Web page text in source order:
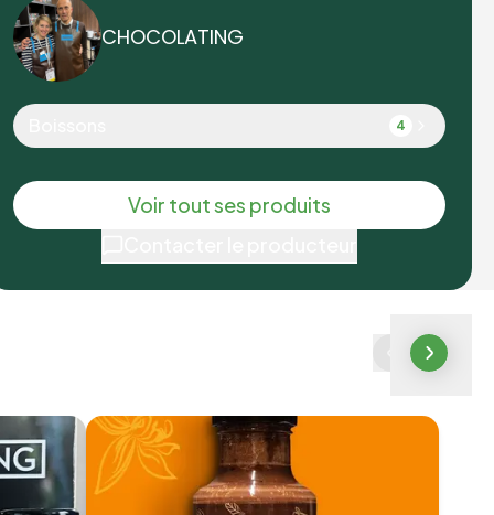
CHOCOLATING
4
Voir tout ses produits